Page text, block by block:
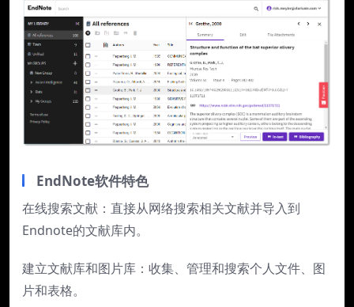
EndNote软件特色
在线搜索文献：直接从网络搜索相关文献并导入到
Endnote的文献库内。
建立文献库和图片库：收集、管理和搜索个人文件、图
片和表格。